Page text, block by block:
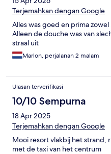
Terjemahkan dengan Google
Alles was goed en prima
Alleen de douche was van
straal uit
Marlon, perjalanan 2 malam
Ulasan terverifikasi
10/10 Sempurna
18 Apr 2025
Terjemahkan dengan Google
Mooi resort vlakbij het strand,
met de taxi van het centrum